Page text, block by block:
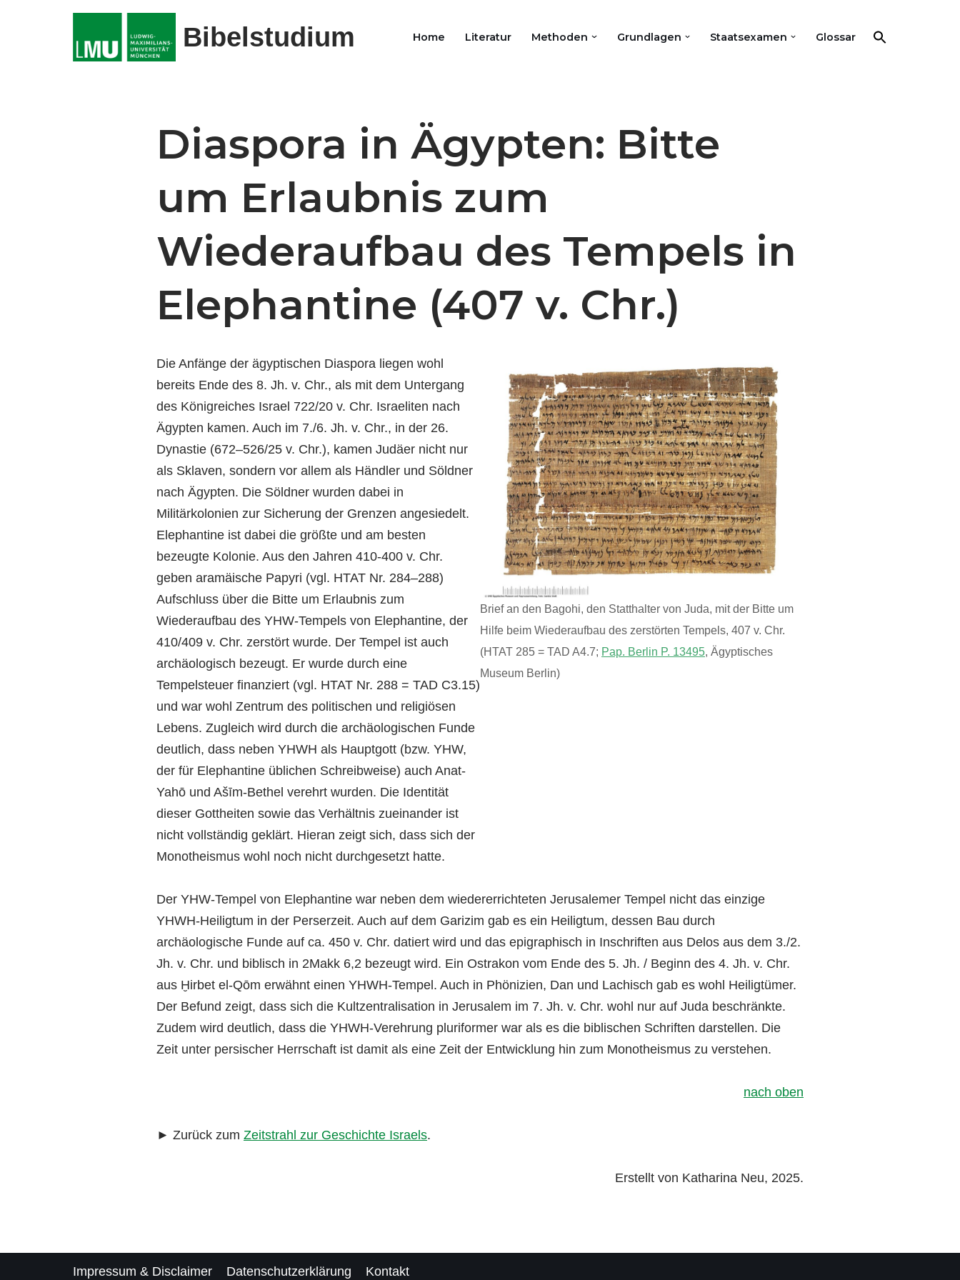
Bibelstudium Home Literatur Methoden Grundlagen Staatsexamen Glossar
Diaspora in Ägypten: Bitte
um Erlaubnis zum
Wiederaufbau des Tempels in
Elephantine (407 v. Chr.)
Die Anfänge der ägyptischen Diaspora liegen wohl
bereits Ende des 8. Jh. v. Chr., als mit dem Untergang
des Königreiches Israel 722/20 v. Chr. Israeliten nach
Ägypten kamen. Auch im 7./6. Jh. v. Chr., in der 26.
Dynastie (672–526/25 v. Chr.), kamen Judäer nicht nur
als Sklaven, sondern vor allem als Händler und Söldner
nach Ägypten. Die Söldner wurden dabei in
Militärkolonien zur Sicherung der Grenzen angesiedelt.
Elephantine ist dabei die größte und am besten
bezeugte Kolonie. Aus den Jahren 410-400 v. Chr.
geben aramäische Papyri (vgl. HTAT Nr. 284–288)
Aufschluss über die Bitte um Erlaubnis zum
Wiederaufbau des YHW-Tempels von Elephantine, der
410/409 v. Chr. zerstört wurde. Der Tempel ist auch
archäologisch bezeugt. Er wurde durch eine
Tempelsteuer finanziert (vgl. HTAT Nr. 288 = TAD C3.15)
und war wohl Zentrum des politischen und religiösen
Lebens. Zugleich wird durch die archäologischen Funde
deutlich, dass neben YHWH als Hauptgott (bzw. YHW,
der für Elephantine üblichen Schreibweise) auch Anat-
Yahō und Ašīm-Bethel verehrt wurden. Die Identität
dieser Gottheiten sowie das Verhältnis zueinander ist
nicht vollständig geklärt. Hieran zeigt sich, dass sich der
Monotheismus wohl noch nicht durchgesetzt hatte.
Brief an den Bagohi, den Statthalter von Juda, mit der Bitte um
Hilfe beim Wiederaufbau des zerstörten Tempels, 407 v. Chr.
(HTAT 285 = TAD A4.7; Pap. Berlin P. 13495, Ägyptisches
Museum Berlin)
Der YHW-Tempel von Elephantine war neben dem wiedererrichteten Jerusalemer Tempel nicht das einzige
YHWH-Heiligtum in der Perserzeit. Auch auf dem Garizim gab es ein Heiligtum, dessen Bau durch
archäologische Funde auf ca. 450 v. Chr. datiert wird und das epigraphisch in Inschriften aus Delos aus dem 3./2.
Jh. v. Chr. und biblisch in 2Makk 6,2 bezeugt wird. Ein Ostrakon vom Ende des 5. Jh. / Beginn des 4. Jh. v. Chr.
aus Ḫirbet el-Qōm erwähnt einen YHWH-Tempel. Auch in Phönizien, Dan und Lachisch gab es wohl Heiligtümer.
Der Befund zeigt, dass sich die Kultzentralisation in Jerusalem im 7. Jh. v. Chr. wohl nur auf Juda beschränkte.
Zudem wird deutlich, dass die YHWH-Verehrung pluriformer war als es die biblischen Schriften darstellen. Die
Zeit unter persischer Herrschaft ist damit als eine Zeit der Entwicklung hin zum Monotheismus zu verstehen.
nach oben
► Zurück zum Zeitstrahl zur Geschichte Israels.
Erstellt von Katharina Neu, 2025.
Impressum & Disclaimer Datenschutzerklärung Kontakt